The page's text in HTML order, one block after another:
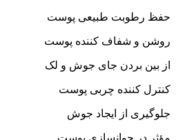
حفظ رطوبت طبیعی پوست
روشن و شفاف کننده پوست
از بین بردن جای جوش و لک
کنترل کننده چربی پوست
جلوگیری از ایجاد جوش